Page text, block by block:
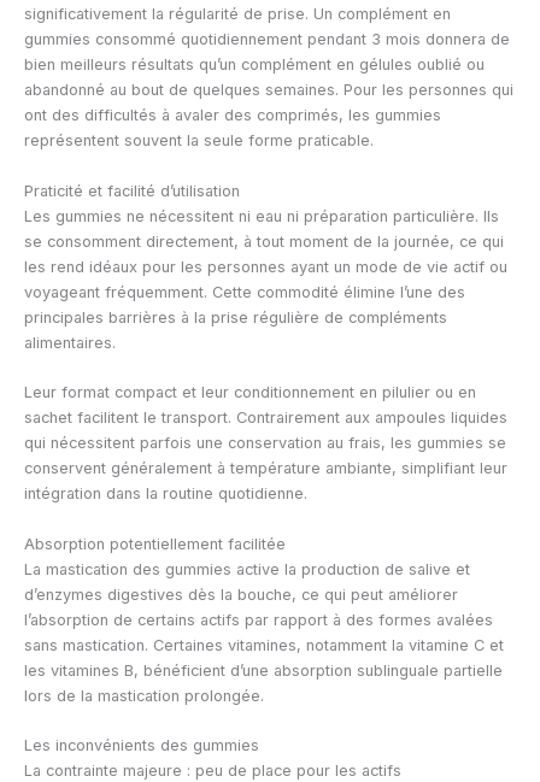
significativement la régularité de prise. Un complément en
gummies consommé quotidiennement pendant 3 mois donnera de
bien meilleurs résultats qu’un complément en gélules oublié ou
abandonné au bout de quelques semaines. Pour les personnes qui
ont des difficultés à avaler des comprimés, les gummies
représentent souvent la seule forme praticable.
Praticité et facilité d’utilisation
Les gummies ne nécessitent ni eau ni préparation particulière. Ils
se consomment directement, à tout moment de la journée, ce qui
les rend idéaux pour les personnes ayant un mode de vie actif ou
voyageant fréquemment. Cette commodité élimine l’une des
principales barrières à la prise régulière de compléments
alimentaires.
Leur format compact et leur conditionnement en pilulier ou en
sachet facilitent le transport. Contrairement aux ampoules liquides
qui nécessitent parfois une conservation au frais, les gummies se
conservent généralement à température ambiante, simplifiant leur
intégration dans la routine quotidienne.
Absorption potentiellement facilitée
La mastication des gummies active la production de salive et
d’enzymes digestives dès la bouche, ce qui peut améliorer
l’absorption de certains actifs par rapport à des formes avalées
sans mastication. Certaines vitamines, notamment la vitamine C et
les vitamines B, bénéficient d’une absorption sublinguale partielle
lors de la mastication prolongée.
Les inconvénients des gummies
La contrainte majeure : peu de place pour les actifs